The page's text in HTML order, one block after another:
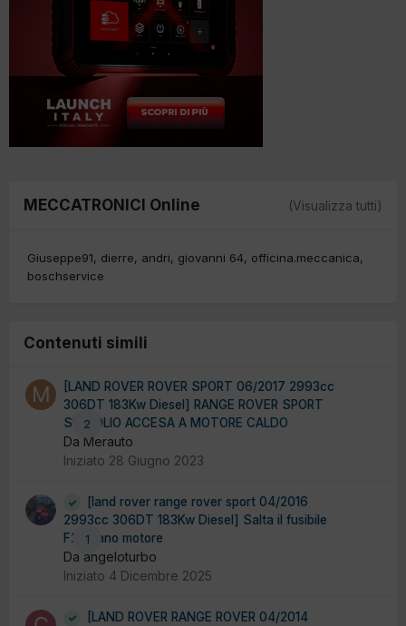
MECCATRONICI Online (Visualizza tutti)
Giuseppe91 dierre andri giovanni 64
officina.meccanica
boschservice
Contenuti simili
2
[LAND ROVER ROVER SPORT 06/2017 2993cc
306DT 183Kw Diesel] RANGE ROVER SPORT
SPIA OLIO ACCESA A MOTORE CALDO
Da Merauto
Iniziato 28 Giugno 2023
1
[land rover range rover sport 04/2016
2993cc 306DT 183Kw Diesel] Salta il fusibile
F24 vano motore
Da angeloturbo
Iniziato 4 Dicembre 2025
[LAND ROVER RANGE ROVER 04/2014